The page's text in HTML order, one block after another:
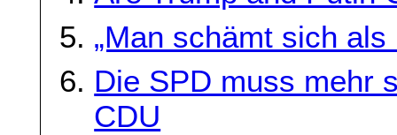
„Man schämt sich als
Die SPD muss mehr
CDU